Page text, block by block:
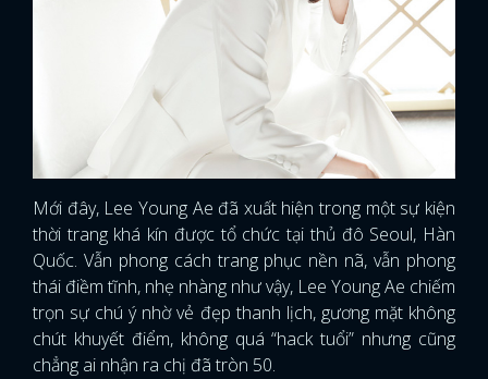
Mới đây, Lee Young Ae đã xuất hiện trong một sự kiện
thời trang khá kín được tổ chức tại thủ đô Seoul, Hàn
Quốc. Vẫn phong cách trang phục nền nã, vẫn phong
thái điềm tĩnh, nhẹ nhàng như vậy, Lee Young Ae chiếm
trọn sự chú ý nhờ vẻ đẹp thanh lịch, gương mặt không
chút khuyết điểm, không quá “hack tuổi” nhưng cũng
chẳng ai nhận ra chị đã tròn 50.